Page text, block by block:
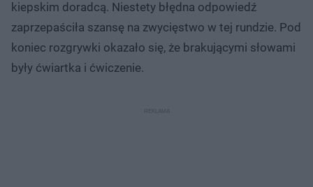
kiepskim doradcą. Niestety błędna odpowiedź
zaprzepaściła szansę na zwycięstwo w tej rundzie. Pod
koniec rozgrywki okazało się, że brakującymi słowami
były ćwiartka i ćwiczenie.